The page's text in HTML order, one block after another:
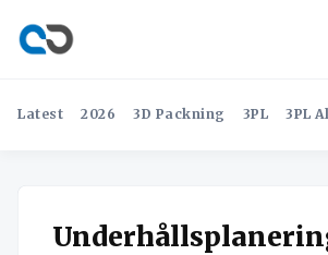
Latest 2026 3D Packning 3PL 3PL